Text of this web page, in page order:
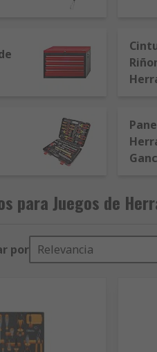
para Juegos de
por Relevancia